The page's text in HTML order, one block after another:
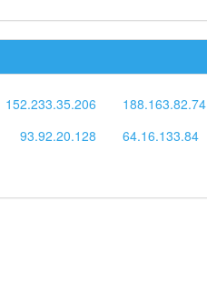
152.233.35.206 188.163.82.74
93.92.20.128 64.16.133.84